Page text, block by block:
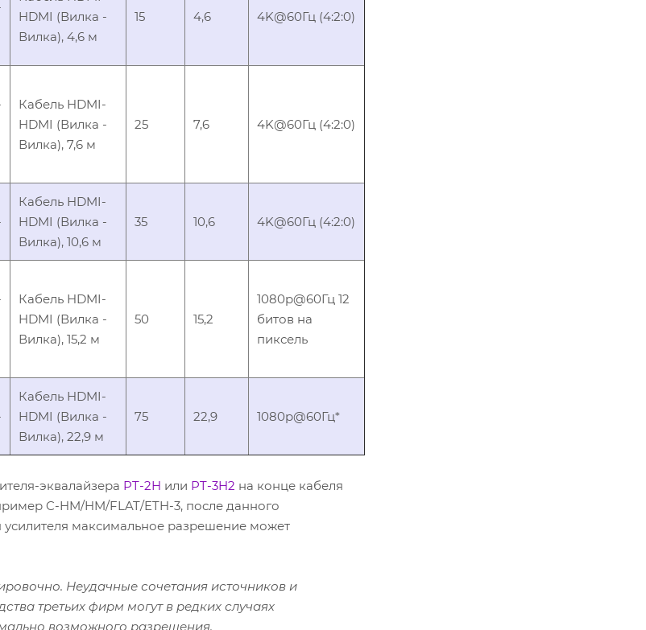
HDMI (Вилка -
Вилка), 4,6 м
15 4,6 4K@60Гц (4:2:0)
Кабель HDMI-
HDMI (Вилка -
Вилка), 7,6 м
25 7,6 4K@60Гц (4:2:0)
Кабель HDMI-
HDMI (Вилка -
Вилка), 10,6 м
35 10,6 4K@60Гц (4:2:0)
Кабель HDMI-
HDMI (Вилка -
Вилка), 15,2 м
50 15,2
1080p@60Гц 12
битов на
пиксель
Кабель HDMI-
HDMI (Вилка -
Вилка), 22,9 м
75 22,9 1080p@60Гц*
эквалайзера PT-2H или PT-3H2 на конце кабеля
C-HM/HM/FLAT/ETH-3, после данного
усилителя максимальное разрешение может
Неудачные сочетания источников и
третьих фирм могут в редких случаях
возможного разрешения.